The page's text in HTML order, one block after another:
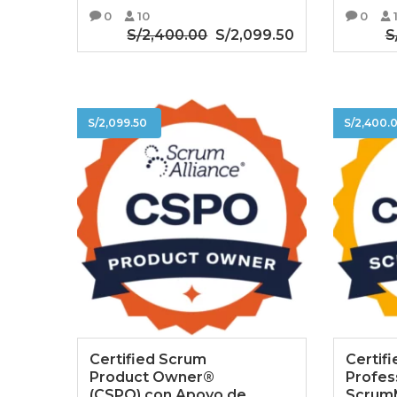
0 10
S/2,400.00 El
precio
S/2,400.00.
S/2,099.50
precio
S/2,099.50.
0
S/2,099.50
Certified Scrum
Product Owner®
S/